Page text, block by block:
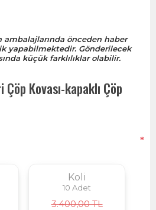
önceden haber
yapabilmektedir. Gönderilecek
küçük farklılıklar olabilir.
Kovası-kapaklı Çöp
*
Koli
10 Adet
3.400,00 TL